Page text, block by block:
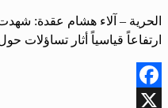
الحرية – آلاء هشام عقدة:
ارتفاعاً قياسياً أثار تساؤلات
Facebook